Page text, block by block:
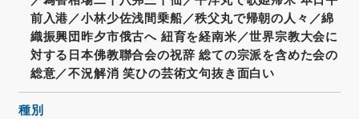
前入港／小林少佐浅間乗船／秩父丸で帰朝の人々／綿
織振興団昨夕市俄古へ 紐育を経南米／世界宗教大会に
対する日本佛教聯合会の祝辞 総ての宗派を含めた会の
総意／不況解消 笑ひの芸術文句抜き面白い
種別